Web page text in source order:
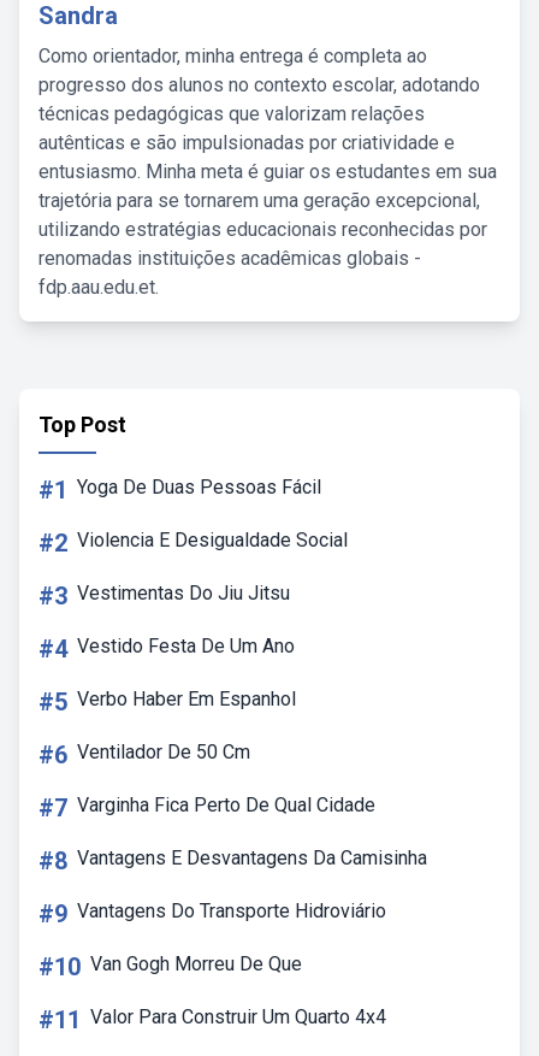
Sandra
Como orientador, minha entrega é completa ao
progresso dos alunos no contexto escolar, adotando
técnicas pedagógicas que valorizam relações
autênticas e são impulsionadas por criatividade e
entusiasmo. Minha meta é guiar os estudantes em sua
trajetória para se tornarem uma geração excepcional,
utilizando estratégias educacionais reconhecidas por
renomadas instituições acadêmicas globais -
fdp.aau.edu.et.
Top Post
#1 Yoga De Duas Pessoas Fácil
#2 Violencia E Desigualdade Social
#3 Vestimentas Do Jiu Jitsu
#4 Vestido Festa De Um Ano
#5 Verbo Haber Em Espanhol
#6 Ventilador De 50 Cm
#7 Varginha Fica Perto De Qual Cidade
#8 Vantagens E Desvantagens Da Camisinha
#9 Vantagens Do Transporte Hidroviário
#10 Van Gogh Morreu De Que
#11 Valor Para Construir Um Quarto 4x4